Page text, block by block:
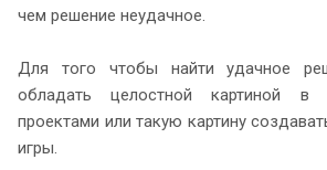
чем решение неудачное.
Для того чтобы найти удачное
обладать целостной картиной в
проектами или такую картину
игры.